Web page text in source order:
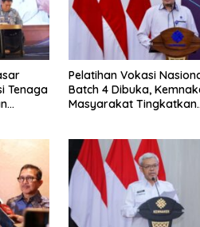
Tenaga
Pelatihan Vokasi
Batch 4 Dibuka,
Masyarakat Tingkatkan